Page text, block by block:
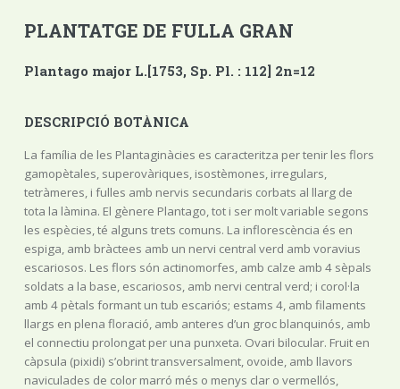
PLANTATGE DE FULLA GRAN
Plantago major L.[1753, Sp. Pl. : 112] 2n=12
DESCRIPCIÓ BOTÀNICA
La família de les Plantaginàcies es caracteritza per tenir les flors
gamopètales, superovàriques, isostèmones, irregulars,
tetràmeres, i fulles amb nervis secundaris corbats al llarg de
tota la làmina. El gènere Plantago, tot i ser molt variable segons
les espècies, té alguns trets comuns. La inflorescència és en
espiga, amb bràctees amb un nervi central verd amb voravius
escariosos. Les flors són actinomorfes, amb calze amb 4 sèpals
soldats a la base, escariosos, amb nervi central verd; i corol·la
amb 4 pètals formant un tub escariós; estams 4, amb filaments
llargs en plena floració, amb anteres d’un groc blanquinós, amb
el connectiu prolongat per una punxeta. Ovari bilocular. Fruit en
càpsula (pixidi) s’obrint transversalment, ovoide, amb llavors
naviculades de color marró més o menys clar o vermellós,